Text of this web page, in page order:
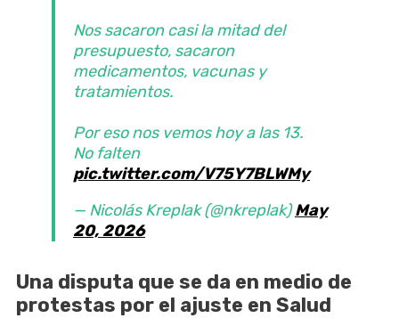
Nos sacaron casi la mitad del
presupuesto, sacaron
medicamentos, vacunas y
tratamientos.
Por eso nos vemos hoy a las 13.
No falten
pic.twitter.com/V75Y7BLWMy
— Nicolás Kreplak (@nkreplak)May
20, 2026
Una disputa que se da en medio de
protestas por el ajuste en Salud